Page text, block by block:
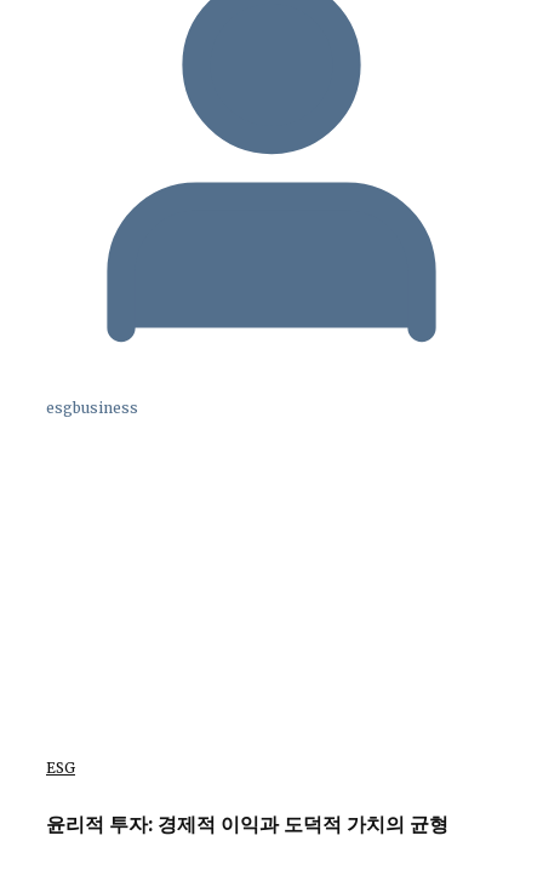
esgbusiness
ESG
윤리적 투자: 경제적 이익과 도덕적 가치의 균형